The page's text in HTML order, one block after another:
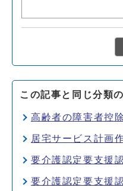
この記事と同じ分類
高齢者の障害者控
居宅サービス計画
要介護認定要支援
要介護認定要支援